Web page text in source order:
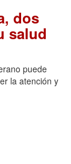
dos
salud
puede
la atención y